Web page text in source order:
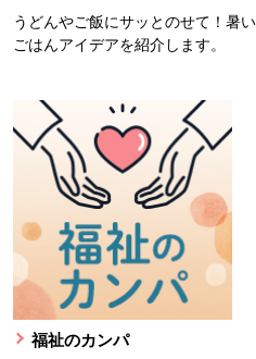
うどんやご飯にサッとのせて！暑
ごはんアイデアを紹介します。
福祉のカンパ